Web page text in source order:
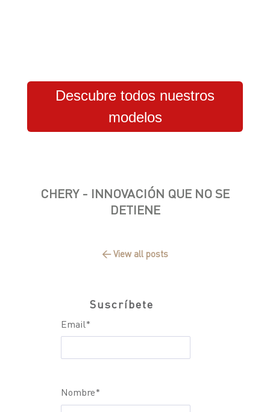
Descubre todos nuestros
modelos
CHERY - INNOVACIÓN QUE NO SE
DETIENE
← View all posts
Suscríbete
Email*
Nombre*